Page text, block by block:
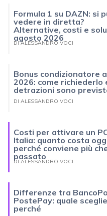
Formula 1 su DAZN: si
vedere in diretta?
Alternative, costi e
agosto 2026
DI ALESSANDRO VOCI
Bonus condizionatore
2026: come richiederlo
detrazioni sono
DI ALESSANDRO VOCI
Costi per attivare un
Italia: quanto costa
perché conviene più
passato
DI ALESSANDRO VOCI
Differenze tra
PostePay: quale
perché